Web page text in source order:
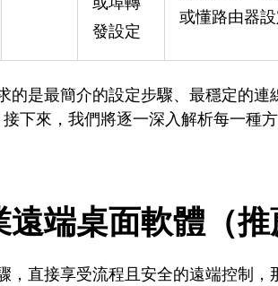
發設定
或懂路由器設
的是最簡介的設定步驟、最穩定的
下來，我們將逐一深入解析每一種方
端桌面軟體（推
，直接享受流程且安全的遠端控制